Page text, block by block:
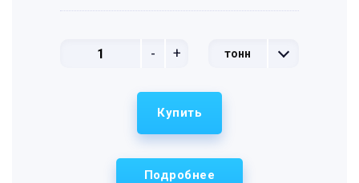
- + тонн
Подробнее
Купить